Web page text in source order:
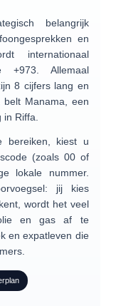
belangrijk
en
internationaal
+973 . Allemaal
8 cijfers lang en
belt Manama, een
Riffa.
bereiken, kiest u
(zoals 00 of
lokale nummer.
jij kies
wordt het veel
en gas af te
en expatleven die